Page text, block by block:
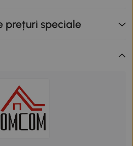
prețuri speciale